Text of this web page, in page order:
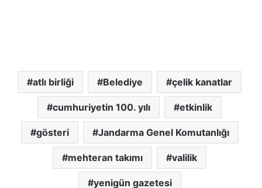
atlı birliği Belediye çelik kanatlar
cumhuriyetin 100. yılı etkinlik
gösteri Jandarma Genel Komutanlığı
mehteran takımı valilik
yenigün gazetesi